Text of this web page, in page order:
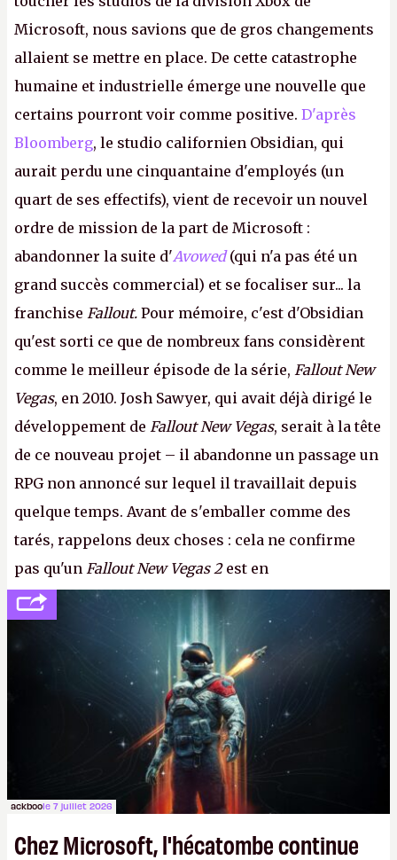
Microsoft, nous savions que de gros changements
allaient se mettre en place. De cette catastrophe
humaine et industrielle émerge une nouvelle que
certains pourront voir comme positive. D'après
Bloomberg, le studio californien Obsidian, qui
aurait perdu une cinquantaine d'employés (un
quart de ses effectifs), vient de recevoir un nouvel
ordre de mission de la part de Microsoft :
abandonner la suite d'Avowed(qui n'a pas été un
grand succès commercial) et se focaliser sur... la
franchise Fallout. Pour mémoire, c'est d'Obsidian
qu'est sorti ce que de nombreux fans considèrent
comme le meilleur épisode de la série, Fallout New
Vegas, en 2010. Josh Sawyer, qui avait déjà dirigé le
développement de Fallout New Vegas, serait à la tête
de ce nouveau projet – il abandonne un passage un
RPG non annoncé sur lequel il travaillait depuis
quelque temps. Avant de s'emballer comme des
tarés, rappelons deux choses : cela ne confirme
pas qu'un Fallout New Vegas 2est en
développement (pour ce que l'on sait, ils bossent
peut-être sur
Fallout Football ou
Fallout vs. Les
Lapins Crétins) et l'Obsidian d'aujourd'hui n'est plus
le même studio qu'il y a 15 ans. Mais bon, OK, on
peut commencer à fantasmer.A.
ackboole 7 juillet 2026
Chez Microsoft, l'hécatombe continue